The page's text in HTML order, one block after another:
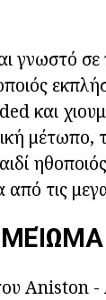
γνωστό σε
και
μέτωπο,
τις
Aniston